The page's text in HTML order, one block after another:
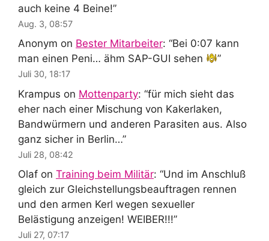
auch keine 4 Beine!”
Aug. 3, 08:57
Anonym on Bester Mitarbeiter: “Bei 0:07 kann
man einen Peni… ähm SAP-GUI sehen
”
Juli 30, 18:17
Krampus on Mottenparty: “für mich sieht das
eher nach einer Mischung von Kakerlaken,
Bandwürmern und anderen Parasiten aus. Also
ganz sicher in Berlin…”
Juli 28, 08:42
Olaf on Training beim Militär: “Und im Anschluß
gleich zur Gleichstellungsbeauftragen rennen
und den armen Kerl wegen sexueller
Belästigung anzeigen! WEIBER!!!”
Juli 27, 07:17